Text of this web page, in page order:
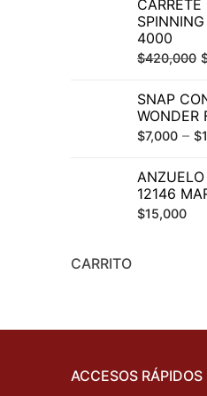
CARRETE
4000
$420,000
SNAP
WONDER
$7,000 – $
ANZUELO
12146
$15,000
CARRITO
ACCESOS RÁPIDOS